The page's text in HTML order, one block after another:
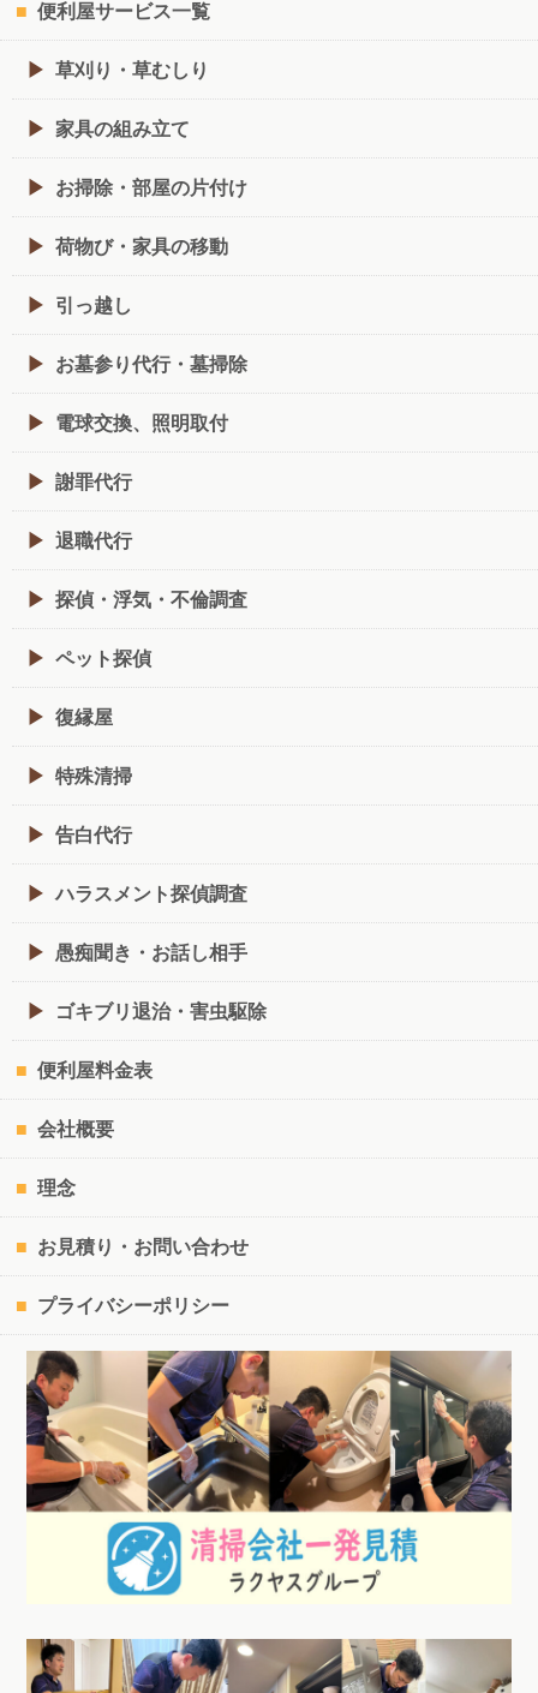
便利屋サービス一覧
草刈り・草むしり
家具の組み立て
お掃除・部屋の片付け
荷物び・家具の移動
引っ越し
お墓参り代行・墓掃除
電球交換、照明取付
謝罪代行
退職代行
探偵・浮気・不倫調査
ペット探偵
復縁屋
特殊清掃
告白代行
ハラスメント探偵調査
愚痴聞き・お話し相手
ゴキブリ退治・害虫駆除
便利屋料金表
会社概要
理念
お見積り・お問い合わせ
プライバシーポリシー